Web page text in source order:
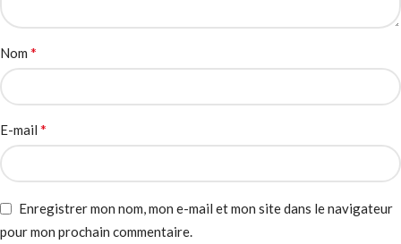
Nom *
E-mail *
Enregistrer mon nom, mon e-mail et mon site dans le navigateur
pour mon prochain commentaire.